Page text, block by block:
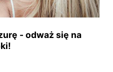
- odważ się na